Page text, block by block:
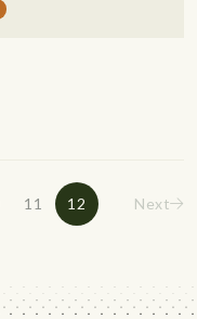
11 12 Next